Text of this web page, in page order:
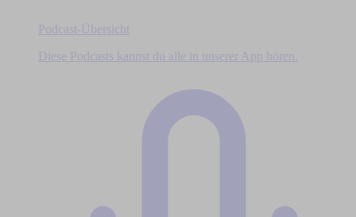
Podcast-Übersicht
Diese Podcasts kannst du alle in unserer App hören.